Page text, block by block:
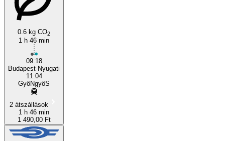
Budapest
0.6 kg CO2
1 h 46 min
09:18
Budapest-Nyugati
11:04
GyöNgyöS
2 átszállások
1 h 46 min
1 490,00 Ft